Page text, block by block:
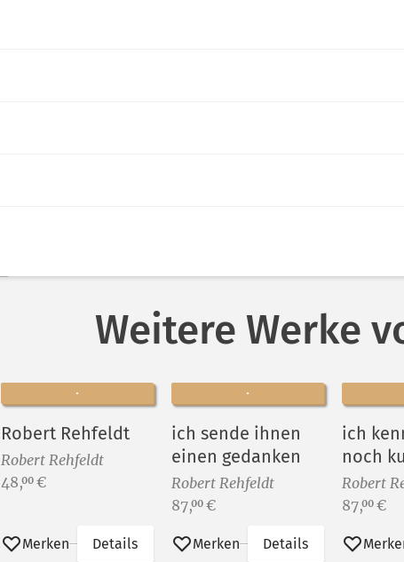
Weitere Werke
Robert Rehfeldt
Robert Rehfeldt
Preis:
48,00 €
Merken Details
ich sende ihnen
einen gedanken
Robert Rehfeldt
Preis:
87,00 €
Merken Details
ich
noch
Robert
Preis:
87,00 €